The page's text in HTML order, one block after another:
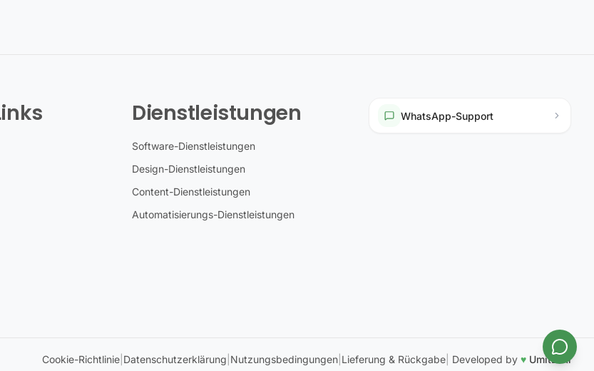
Dienstleistungen
Software-Dienstleistungen
Design-Dienstleistungen
Content-Dienstleistungen
Automatisierungs-Dienstleistungen
WhatsApp-Support
Cookie-Richtlinie Datenschutzerklärung Nutzungsbedingungen Lieferung & Rückgabe Developed by ♥ UmitEski